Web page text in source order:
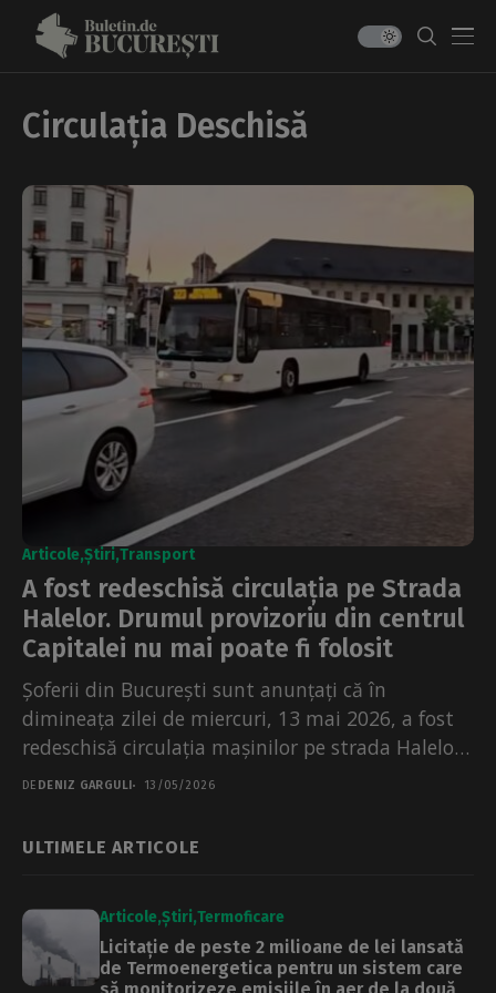
Circulația Deschisă
Articole Știri Transport
A fost redeschisă circulația pe Strada
Halelor. Drumul provizoriu din centrul
Capitalei nu mai poate fi folosit
Șoferii din București sunt anunțați că în
dimineața zilei de miercuri, 13 mai 2026, a fost
redeschisă circulația mașinilor pe strada Halelor,
pe...
DE DENIZ GARGULI 13/05/2026
ULTIMELE ARTICOLE
Articole Știri Termoficare
Licitație de peste 2 milioane de lei lansată
de Termoenergetica pentru un sistem care